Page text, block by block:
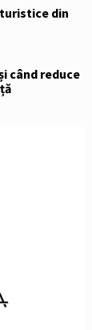
din
când reduce